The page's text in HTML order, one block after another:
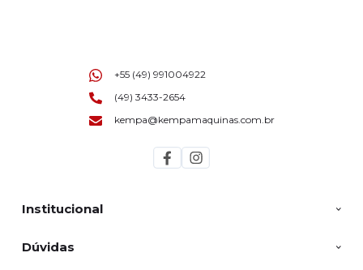
Institucional
Dúvidas
+55 (49) 991004922
(49) 3433-2654
kempa@kempamaquinas.com.br